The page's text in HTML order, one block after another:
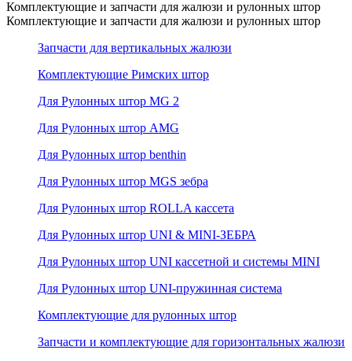
Комплектующие и запчасти для жалюзи и рулонных штор
Комплектующие и запчасти для жалюзи и рулонных штор
Запчасти для вертикальных жалюзи
Комплектующие Римских штор
Для Рулонных штор MG 2
Для Рулонных штор AMG
Для Рулонных штор benthin
Для Рулонных штор MGS зебра
Для Рулонных штор ROLLA кассета
Для Рулонных штор UNI & MINI-ЗЕБРА
Для Рулонных штор UNI кассетной и системы MINI
Для Рулонных штор UNI-пружинная система
Комплектующие для рулонных штор
Запчасти и комплектующие для горизонтальных жалюзи